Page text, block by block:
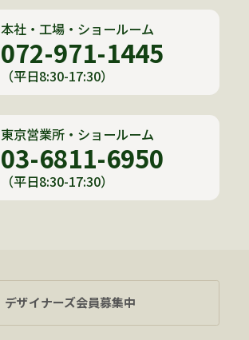
本社・工場・ショールーム
072-971-1445
（平日8:30-17:30）
東京営業所・ショールーム
03-6811-6950
（平日8:30-17:30）
デザイナーズ会員募集中